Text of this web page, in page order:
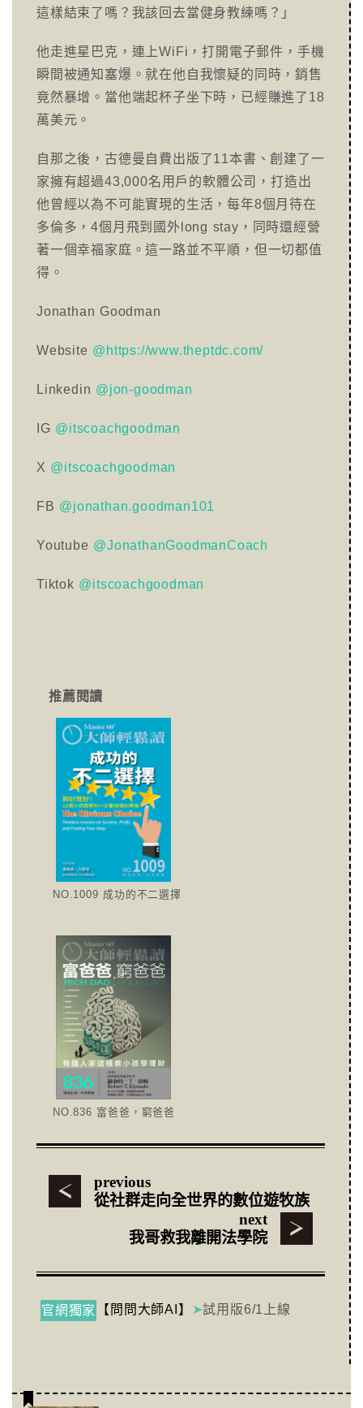
這樣結束了嗎？我該回去當健身教練嗎？」
他走進星巴克，連上WiFi，打開電子郵件，手機
瞬間被通知塞爆。就在他自我懷疑的同時，銷售
竟然暴增。當他端起杯子坐下時，已經賺進了18
萬美元。
自那之後，古德曼自費出版了11本書、創建了一
家擁有超過43,000名用戶的軟體公司，打造出
他曾經以為不可能實現的生活，每年8個月待在
多倫多，4個月飛到國外long stay，同時還經營
著一個幸福家庭。這一路並不平順，但一切都值
得。
Jonathan Goodman
Website @https://www.theptdc.com/
Linkedin @jon-goodman
IG @itscoachgoodman
X @itscoachgoodman
FB @jonathan.goodman101
Youtube @JonathanGoodmanCoach
Tiktok @itscoachgoodman
推薦閱讀
NO.1009 成功的不二選擇
NO.836 富爸爸，窮爸爸
previous
從社群走向全世界的數位遊牧族
next
我哥救我離開法學院
官網獨家 【問問大師AI】 ➤試用版6/1上線